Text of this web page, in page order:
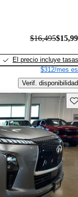
$16,495
El precio incluye tasas
$312/mes
Verif. disponibilidad